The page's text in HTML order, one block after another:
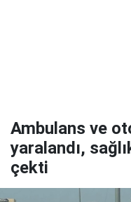
Ambulans ve
yaralandı,
çekti